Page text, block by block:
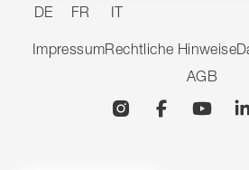
DE FR IT
ImpressumRechtliche Hinweise
AGB
InstagramFacebook